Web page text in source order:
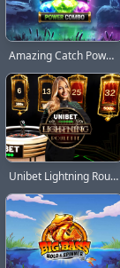
Amazing Catch Power Combo
Unibet Lightning Roulette